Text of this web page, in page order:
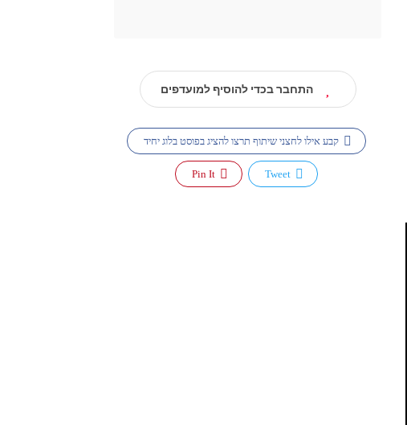
התחבר בכדי להוסיף למועדפים
קבע אילו לחצני שיתוף תרצו להציג בפוסט בלוג יחיד